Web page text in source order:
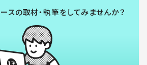
スの取材・執筆をしてみませんか？